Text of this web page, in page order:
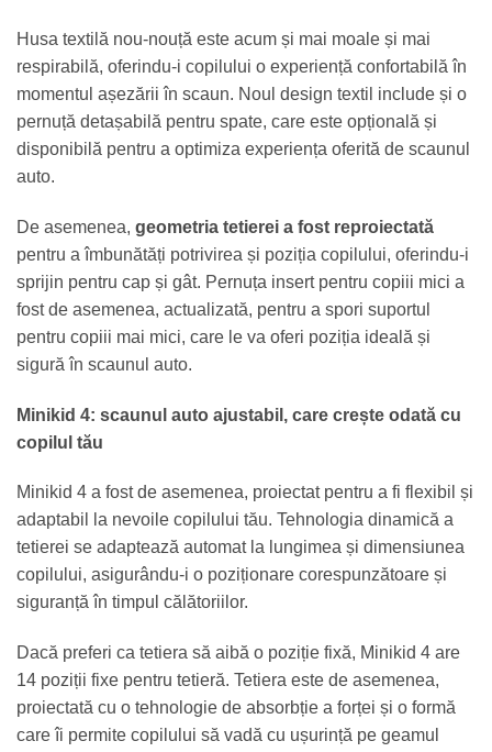
Husa textilă nou-nouță este acum și mai moale și mai
respirabilă, oferindu-i copilului o experiență confortabilă în
momentul așezării în scaun. Noul design textil include și o
pernuță detașabilă pentru spate, care este opțională și
disponibilă pentru a optimiza experiența oferită de scaunul
auto.
De asemenea, geometria tetierei a fost reproiectată
pentru a îmbunătăți potrivirea și poziția copilului, oferindu-i
sprijin pentru cap și gât. Pernuța insert pentru copiii mici a
fost de asemenea, actualizată, pentru a spori suportul
pentru copiii mai mici, care le va oferi poziția ideală și
sigură în scaunul auto.
Minikid 4: scaunul auto ajustabil, care crește odată cu
copilul tău
Minikid 4 a fost de asemenea, proiectat pentru a fi flexibil și
adaptabil la nevoile copilului tău. Tehnologia dinamică a
tetierei se adaptează automat la lungimea și dimensiunea
copilului, asigurându-i o poziționare corespunzătoare și
siguranță în timpul călătoriilor.
Dacă preferi ca tetiera să aibă o poziție fixă, Minikid 4 are
14 poziții fixe pentru tetieră. Tetiera este de asemenea,
proiectată cu o tehnologie de absorbție a forței și o formă
care îi permite copilului să vadă cu ușurință pe geamul